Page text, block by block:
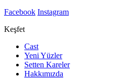
Facebook Instagram
Keşfet
Cast
Yeni Yüzler
Setten Kareler
Hakkımızda